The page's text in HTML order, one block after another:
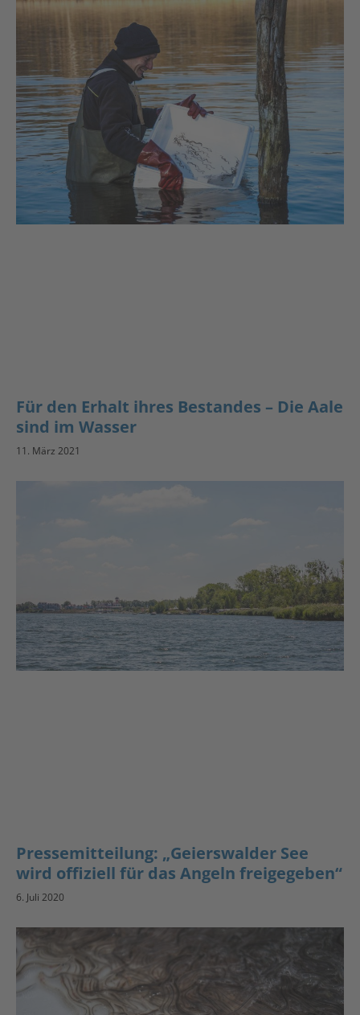
Für den Erhalt ihres Bestandes – Die Aale
sind im Wasser
11. März 2021
Pressemitteilung: „Geierswalder See
wird offiziell für das Angeln freigegeben“
6. Juli 2020